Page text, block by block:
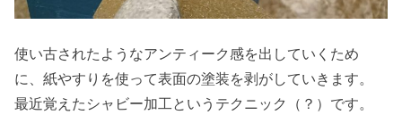
使い古されたようなアンティーク感を出していくため
に、紙やすりを使って表面の塗装を剥がしていきます。
最近覚えたシャビー加工というテクニック（？）です。